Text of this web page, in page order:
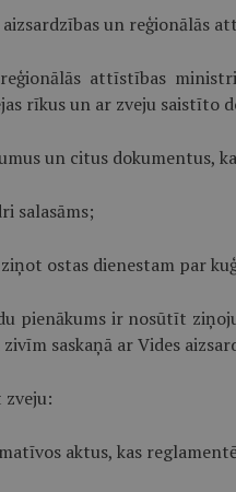
un reģionālās
attīstības
rīkus un ar zveju
un citus dokumentus,
salasāms;
ostas dienestam par
pienākums ir nosūtīt
saskaņā ar Vides
zveju:
aktus, kas